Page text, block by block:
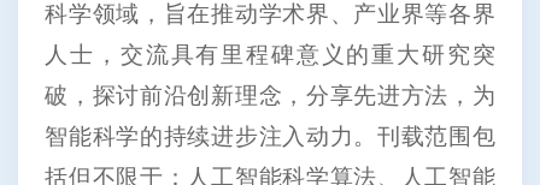
科学领域，旨在推动学术界、产业界等各界
人士，交流具有里程碑意义的重大研究突
破，探讨前沿创新理念，分享先进方法，为
智能科学的持续进步注入动力。刊载范围包
括但不限于：人工智能科学算法、人工智能